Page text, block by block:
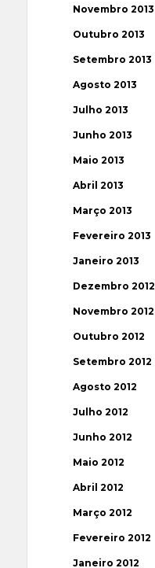
Novembro 2013
Outubro 2013
Setembro 2013
Agosto 2013
Julho 2013
Junho 2013
Maio 2013
Abril 2013
Março 2013
Fevereiro 2013
Janeiro 2013
Dezembro 2012
Novembro 2012
Outubro 2012
Setembro 2012
Agosto 2012
Julho 2012
Junho 2012
Maio 2012
Abril 2012
Março 2012
Fevereiro 2012
Janeiro 2012